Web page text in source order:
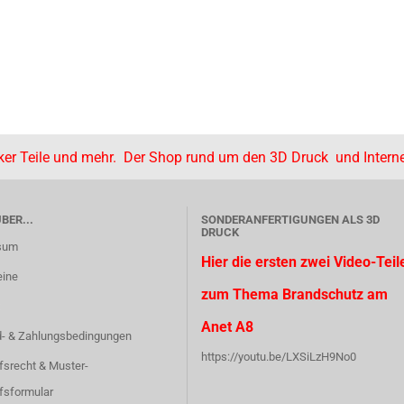
Teile und mehr. Der Shop rund um den 3D Druck und
& Zahlungsbedingungen
& Muster-
SONDERANFERTIGUNGEN ALS 3D
DRUCK
Hier die ersten zwei Video-
zum Thema Brandschutz am
Anet A8
https://youtu.be/LXSiLzH9No0